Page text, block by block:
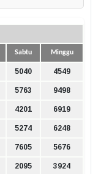
Sabtu Minggu
5040 4549
5763 9498
4201 6919
5274 6248
7605 5676
2095 3924